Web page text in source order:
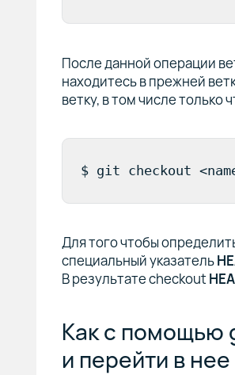
После данной операции
находитесь в прежней
ветку, в том числе
$ git checkout
Для того чтобы
специальный указатель
В результате checkout
Как с помощью
и перейти в нее